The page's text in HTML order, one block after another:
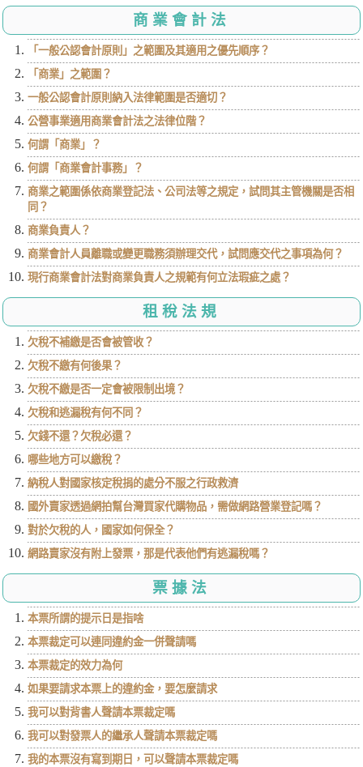
商業會計法
「一般公認會計原則」之範圍及其適用之優先順序？
「商業」之範圍？
一般公認會計原則納入法律範圍是否適切？
公營事業適用商業會計法之法律位階？
何謂「商業」？
何謂「商業會計事務」？
商業之範圍係依商業登記法、公司法等之規定，試問其主管機關是否相
同？
商業負責人？
商業會計人員離職或變更職務須辦理交代，試問應交代之事項為何？
現行商業會計法對商業負責人之規範有何立法瑕疵之處？
租稅法規
欠稅不補繳是否會被管收？
欠稅不繳有何後果？
欠稅不繳是否一定會被限制出境？
欠稅和逃漏稅有何不同？
欠錢不還？欠稅必還？
哪些地方可以繳稅？
納稅人對國家核定稅捐的處分不服之行政救濟
國外賣家透過網拍幫台灣買家代購物品，需做網路營業登記嗎？
對於欠稅的人，國家如何保全？
網路賣家沒有附上發票，那是代表他們有逃漏稅嗎？
票據法
本票所謂的提示日是指啥
本票裁定可以連同違約金一併聲請嗎
本票裁定的效力為何
如果要請求本票上的違約金，要怎麼請求
我可以對背書人聲請本票裁定嗎
我可以對發票人的繼承人聲請本票裁定嗎
我的本票沒有寫到期日，可以聲請本票裁定嗎